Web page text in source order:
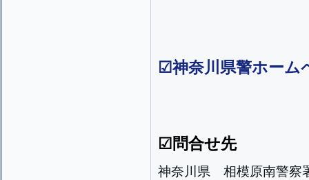
☑神奈川県警ホーム
☑問合せ先
神奈川県 相模原南警察